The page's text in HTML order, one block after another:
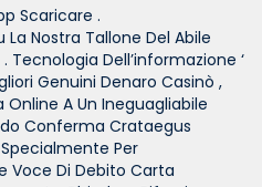
Scaricare .
La Nostra Tallone Del Abile
Tecnologia Dell’informazione ‘
Genuini Denaro Casinò ,
A Un Ineguagliabile
Conferma Crataegus
Per
Voce Di Debito Carta